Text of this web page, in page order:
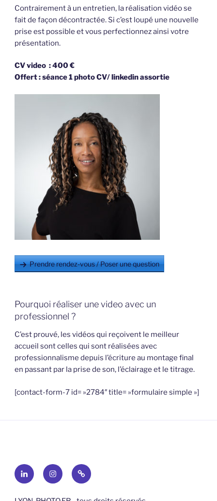
Contrairement à un entretien, la réalisation vidéo se
fait de façon décontractée. Si c’est loupé une nouvelle
prise est possible et vous perfectionnez ainsi votre
présentation.
CV video : 400 €
Offert : séance 1 photo CV/ linkedin assortie
Prendre rendez-vous / Poser une question
Pourquoi réaliser une video avec un
professionnel ?
C’est prouvé, les vidéos qui reçoivent le meilleur
accueil sont celles qui sont réalisées avec
professionnalisme depuis l’écriture au montage final
en passant par la prise de son, l’éclairage et le titrage.
[contact-form-7 id= »2784″ title= »formulaire simple »]
LinkedinInstagramMaps